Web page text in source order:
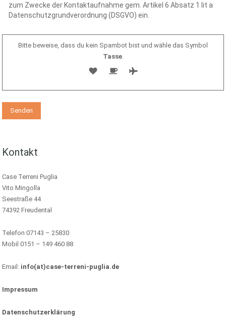
zum Zwecke der Kontaktaufnahme gem. Artikel 6 Absatz 1 lit a
Datenschutzgrundverordnung (DSGVO) ein.
Bitte beweise, dass du kein Spambot bist und wähle das Symbol
Tasse.
Kontakt
Case Terreni Puglia
Vito Mingolla
Seestraße 44
74392 Freudental
Telefon 07143 – 25830
Mobil 0151 – 149 460 88
Email: info(at)case-terreni-puglia.de
Impressum
Datenschutzerklärung